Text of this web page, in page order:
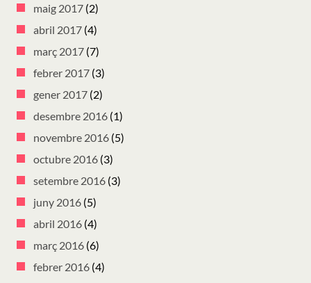
maig 2017 (2)
abril 2017 (4)
març 2017 (7)
febrer 2017 (3)
gener 2017 (2)
desembre 2016 (1)
novembre 2016 (5)
octubre 2016 (3)
setembre 2016 (3)
juny 2016 (5)
abril 2016 (4)
març 2016 (6)
febrer 2016 (4)